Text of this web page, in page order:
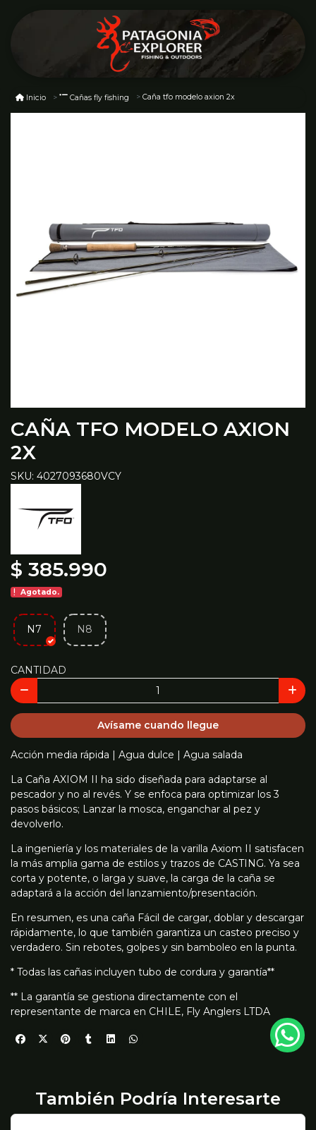
Inicio Cañas fly fishing Caña tfo modelo axion 2x
CAÑA TFO MODELO AXION
2X
SKU: 4027093680VCY
$ 385.990
Agotado.
N7 N8
CANTIDAD
Avísame cuando llegue
Acción media rápida | Agua dulce | Agua salada
La Caña AXIOM II ha sido diseñada para adaptarse al
pescador y no al revés. Y se enfoca para optimizar los 3
pasos básicos; Lanzar la mosca, enganchar al pez y
devolverlo.
La ingeniería y los materiales de la varilla Axiom II satisfacen
la más amplia gama de estilos y trazos de CASTING. Ya sea
corta y potente, o larga y suave, la carga de la caña se
adaptará a la acción del lanzamiento/presentación.
En resumen, es una caña Fácil de cargar, doblar y descargar
rápidamente, lo que también garantiza un casteo preciso y
verdadero. Sin rebotes, golpes y sin bamboleo en la punta.
* Todas las cañas incluyen tubo de cordura y garantía**
** La garantía se gestiona directamente con el
representante de marca en CHILE, Fly Anglers LTDA
También Podría Interesarte